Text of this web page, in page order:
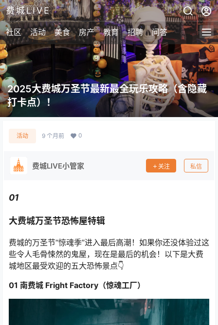
费城LIVE
社区 活动 美食 房产 教育 招聘 问答
2025大费城万圣节最新最全玩乐攻略（含隐藏
打卡点）！
活动 9 个月前 0
费城LIVE小管家 关注 私信
01
大费城万圣节恐怖屋特辑
费城的万圣节“惊魂季”进入最后高潮！如果你还没体验过这
些令人毛骨悚然的鬼屋，现在是最后的机会！以下是大费
城地区最受欢迎的五大恐怖景点👇
01 南费城 Fright Factory（惊魂工厂）